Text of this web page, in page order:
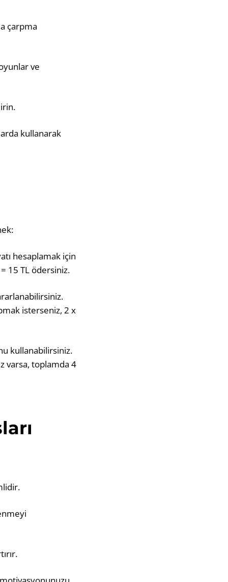
çarpma
ve
kullanarak
hesaplamak için
15 TL ödersiniz.
isterseniz, 2 x
kullanabilirsiniz.
varsa, toplamda 4